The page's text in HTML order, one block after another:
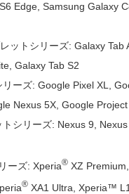
Edge, Samsung Galaxy
ットシリーズ: Galaxy Tab
Galaxy Tab S2
ーズ: Google Pixel XL,
Nexus 5X, Google Project
シリーズ: Nexus 9,
ーズ: Xperia® XZ
® XA1 Ultra, Xperia™